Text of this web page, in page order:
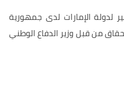
لدولة الإمارات لدى جمهورية
من قبل وزير الدفاع الوطني